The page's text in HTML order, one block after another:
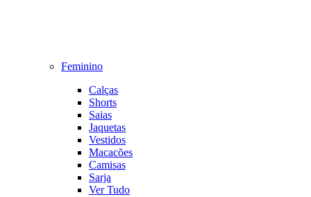
Feminino
Calças
Shorts
Saias
Jaquetas
Vestidos
Macacões
Camisas
Sarja
Ver Tudo